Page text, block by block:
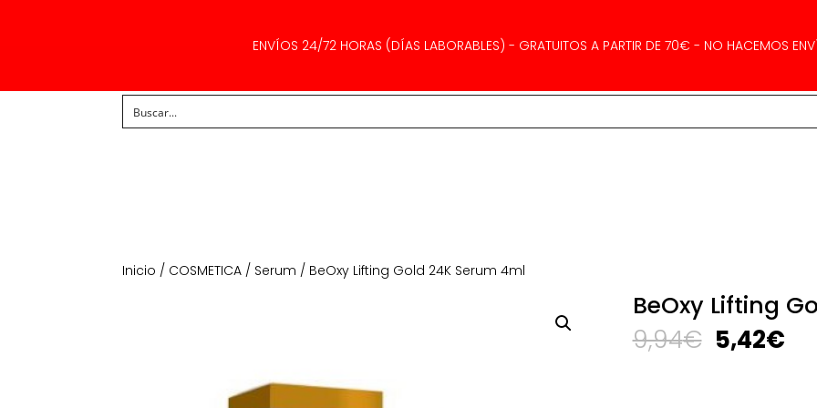
ENVÍOS 24/72 HORAS (DÍAS LABORABLES) - GRATUITOS A PARTIR DE 70€ - NO HACEMOS
Inicio / COSMETICA / Serum / BeOxy Lifting Gold 24K Serum 4ml
BeOxy Lifting
9,94€ El
precio
5,42€El